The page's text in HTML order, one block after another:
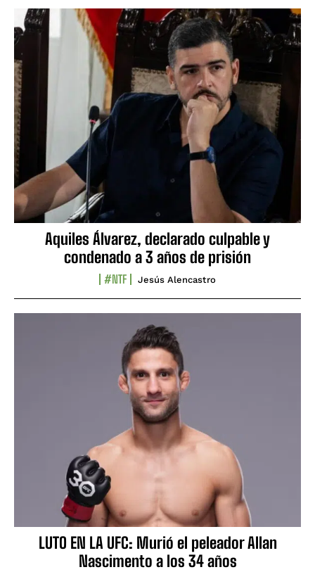
Aquiles Álvarez, declarado culpable y
condenado a 3 años de prisión
#NTF Jesús Alencastro
LUTO EN LA UFC: Murió el peleador Allan
Nascimento a los 34 años